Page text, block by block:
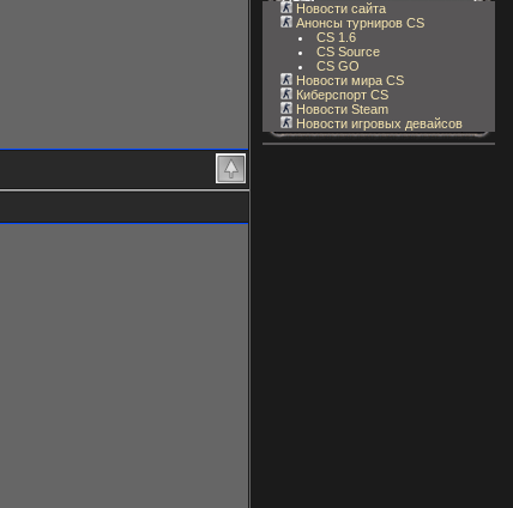
Новости сайта
Анонсы турниров CS
CS 1.6
CS Source
CS GO
Новости мира CS
Киберспорт CS
Новости Steam
Новости игровых девайсов